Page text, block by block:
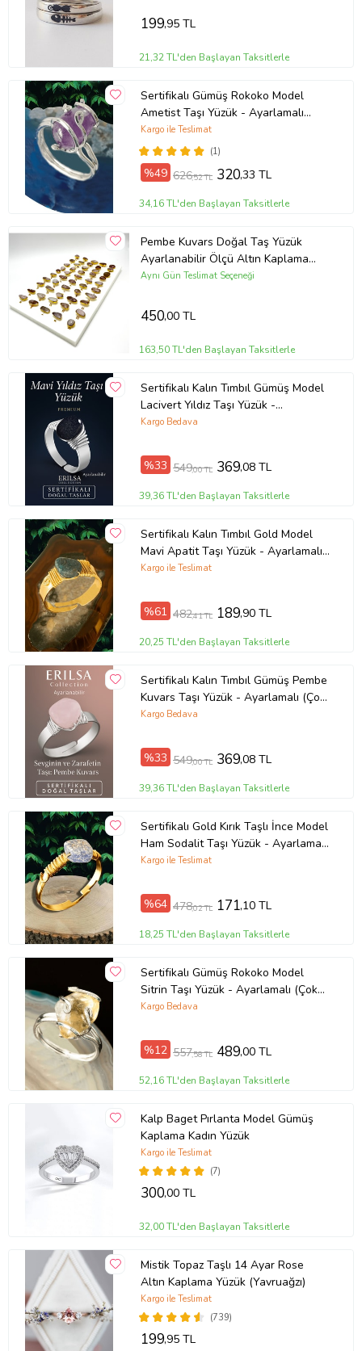
199,95 TL
21,32 TL'den Başlayan Taksitlerle
Sertifikalı Gümüş Rokoko Model
Ametist Taşı Yüzük - Ayarlamalı
(Çok Renkli)
(1)
Kargo ile Teslimat
%49 626,52 TL 320,33 TL
34,16 TL'den Başlayan Taksitlerle
Pembe Kuvars Doğal Taş Yüzük
Ayarlanabilir Ölçü Altın Kaplama
Kararmaz
Aynı Gün Teslimat Seçeneği
450,00 TL
163,50 TL'den Başlayan Taksitlerle
Sertifikalı Kalın Tımbıl Gümüş Model
Lacivert Yıldız Taşı Yüzük -
Ayarlamalı (Çok Renkli)
Kargo Bedava
%33 549,00 TL 369,08 TL
39,36 TL'den Başlayan Taksitlerle
Sertifikalı Kalın Tımbıl Gold Model
Mavi Apatit Taşı Yüzük - Ayarlamalı
(Çok Renkli)
Kargo ile Teslimat
%61 482,41 TL 189,90 TL
20,25 TL'den Başlayan Taksitlerle
Sertifikalı Kalın Tımbıl Gümüş Pembe
Kuvars Taşı Yüzük - Ayarlamalı (Çok
Renkli)
Kargo Bedava
%33 549,00 TL 369,08 TL
39,36 TL'den Başlayan Taksitlerle
Sertifikalı Gold Kırık Taşlı İnce Model
Ham Sodalit Taşı Yüzük - Ayarlamalı
(Çok Renkli)
Kargo ile Teslimat
%64 478,02 TL 171,10 TL
18,25 TL'den Başlayan Taksitlerle
Sertifikalı Gümüş Rokoko Model
Sitrin Taşı Yüzük - Ayarlamalı (Çok
Renkli)
Kargo Bedava
%12 557,58 TL 489,00 TL
52,16 TL'den Başlayan Taksitlerle
Kalp Baget Pırlanta Model Gümüş
Kaplama Kadın Yüzük
(7)
Kargo ile Teslimat
300,00 TL
32,00 TL'den Başlayan Taksitlerle
Mistik Topaz Taşlı 14 Ayar Rose
Altın Kaplama Yüzük (Yavruağzı)
(739)
Kargo ile Teslimat
199,95 TL